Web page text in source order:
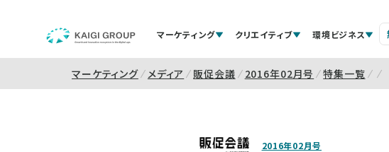
マーケティング クリエイティブ 環境ビジネス
マーケティング メディア 販促会議 2016年02月号 特集一覧
2016年02月号